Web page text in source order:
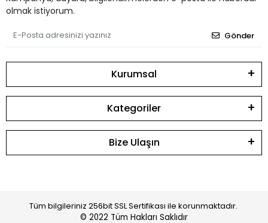
olmak istiyorum.
Gönder
Kurumsal
Kategoriler
Bize Ulaşın
Tüm bilgileriniz 256bit SSL Sertifikası ile korunmaktadır.
© 2022 Tüm Hakları Saklıdır